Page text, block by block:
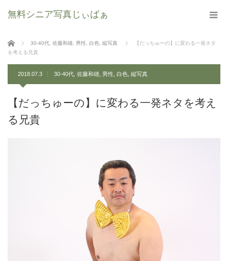
無料シニア写真じぃばぁ
ホーム 30-40代 佐藤和雄 男性 白色 縦写真
【だっちゅーの】に変わる一発ネタ
を考える兄貴
2018.07.3 30-40代 佐藤和雄 男性 白色 縦写真
【だっちゅーの】に変わる一発ネタを考え
る兄貴